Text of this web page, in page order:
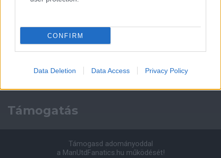
CONFIRM
Data Deletion Data Access Privacy Policy
0 nap 8 óra 15 perc 10 másodperc
Leeds UnitedvsManchester United
AC MilanvsManchester United2026-08-15 18:00
ELŐZŐ MÉRKŐZÉSEK
Támogatás
Támogasd adományoddal
a ManUtdFanatics.hu működését!